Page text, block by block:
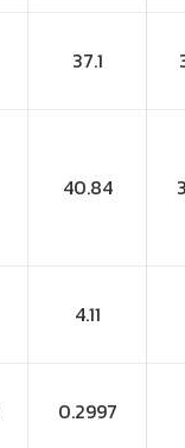
37.1
40.84
4.11
0.2997